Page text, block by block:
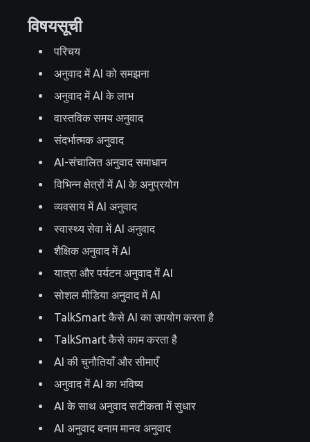
विषयसूची
परिचय
अनुवाद में AI को समझना
अनुवाद में AI के लाभ
वास्तविक समय अनुवाद
संदर्भात्मक अनुवाद
AI-संचालित अनुवाद समाधान
विभिन्न क्षेत्रों में AI के अनुप्रयोग
व्यवसाय में AI अनुवाद
स्वास्थ्य सेवा में AI अनुवाद
शैक्षिक अनुवाद में AI
यात्रा और पर्यटन अनुवाद में AI
सोशल मीडिया अनुवाद में AI
TalkSmart कैसे AI का उपयोग करता है
TalkSmart कैसे काम करता है
AI की चुनौतियाँ और सीमाएँ
अनुवाद में AI का भविष्य
AI के साथ अनुवाद सटीकता में सुधार
AI अनुवाद बनाम मानव अनुवाद